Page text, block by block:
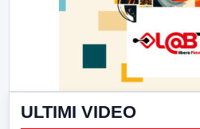
ULTIMI VIDEO